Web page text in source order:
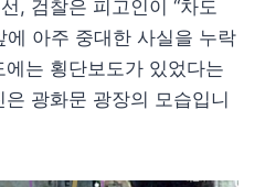
, 검찰은 피고인이 “차도
에 아주 중대한 사실을 누락
는 횡단보도가 있었다는
광화문 광장의 모습입니